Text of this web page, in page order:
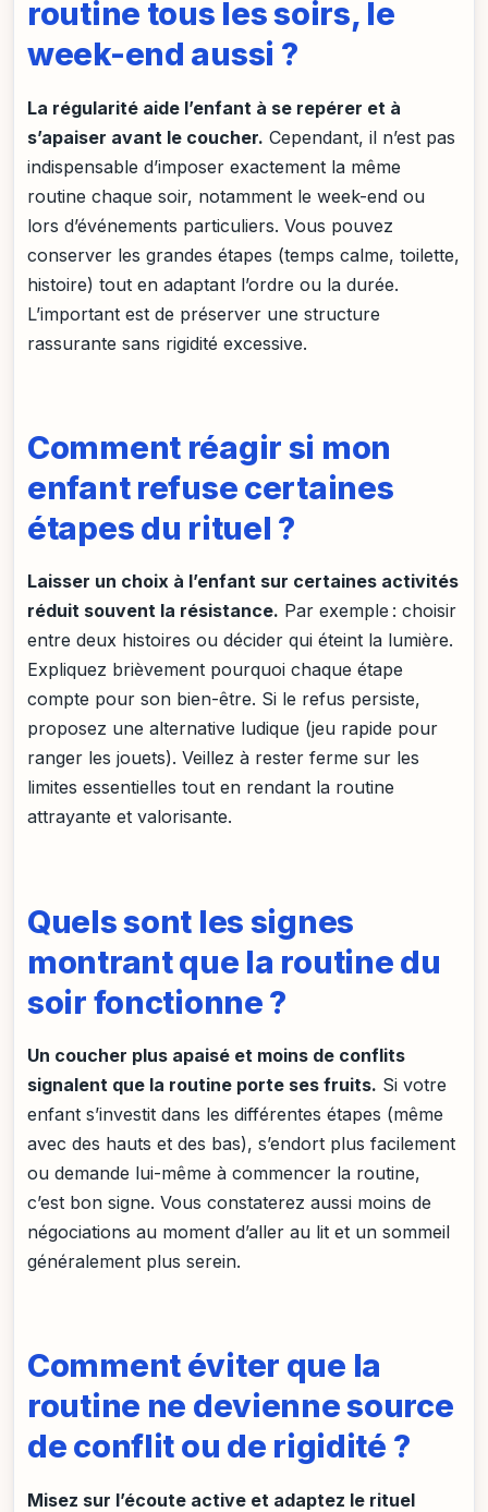
routine tous les soirs, le
week-end aussi ?
La régularité aide l’enfant à se repérer et à
s’apaiser avant le coucher. Cependant, il n’est pas
indispensable d’imposer exactement la même
routine chaque soir, notamment le week-end ou
lors d’événements particuliers. Vous pouvez
conserver les grandes étapes (temps calme, toilette,
histoire) tout en adaptant l’ordre ou la durée.
L’important est de préserver une structure
rassurante sans rigidité excessive.
Comment réagir si mon
enfant refuse certaines
étapes du rituel ?
Laisser un choix à l’enfant sur certaines activités
réduit souvent la résistance. Par exemple : choisir
entre deux histoires ou décider qui éteint la lumière.
Expliquez brièvement pourquoi chaque étape
compte pour son bien-être. Si le refus persiste,
proposez une alternative ludique (jeu rapide pour
ranger les jouets). Veillez à rester ferme sur les
limites essentielles tout en rendant la routine
attrayante et valorisante.
Quels sont les signes
montrant que la routine du
soir fonctionne ?
Un coucher plus apaisé et moins de conflits
signalent que la routine porte ses fruits. Si votre
enfant s’investit dans les différentes étapes (même
avec des hauts et des bas), s’endort plus facilement
ou demande lui-même à commencer la routine,
c’est bon signe. Vous constaterez aussi moins de
négociations au moment d’aller au lit et un sommeil
généralement plus serein.
Comment éviter que la
routine ne devienne source
de conflit ou de rigidité ?
Misez sur l’écoute active et adaptez le rituel